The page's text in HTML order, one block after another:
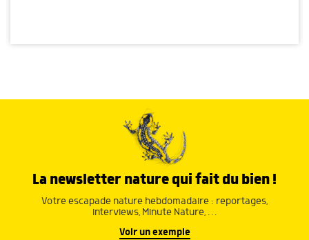
La newsletter nature qui fait du bien !
Votre escapade nature hebdomadaire : reportages,
interviews, Minute Nature, …
Voir un exemple